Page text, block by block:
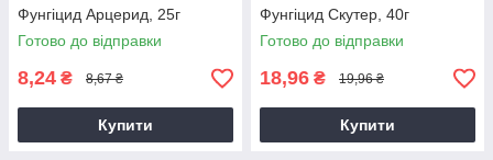
Фунгіцид Арцерид, 25г
Готово до відправки
8,24 ₴ 8,67 ₴
Купити
Фунгіцид Скутер, 40г
Готово до відправки
18,96 ₴ 19,96 ₴
Купити